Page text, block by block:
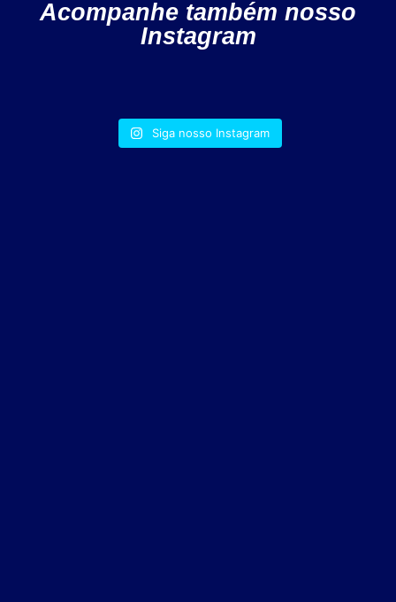
Acompanhe também nosso
Instagram
Siga nosso Instagram